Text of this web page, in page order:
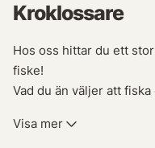
Kroklossare
Hos oss hittar du ett
fiske!
Vad du än väljer att
med flera krokar.
Visa mer